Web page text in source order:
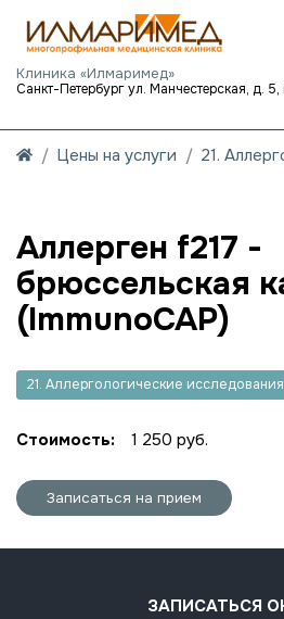
Клиника «Илмаримед»
Цены на услуги 21.
Аллерген f217 -
брюссельская
(ImmunoCAP)
21. Аллергологические исследования
Стоимость: 1 250 руб.
Записаться на прием
ЗАПИСАТЬСЯ